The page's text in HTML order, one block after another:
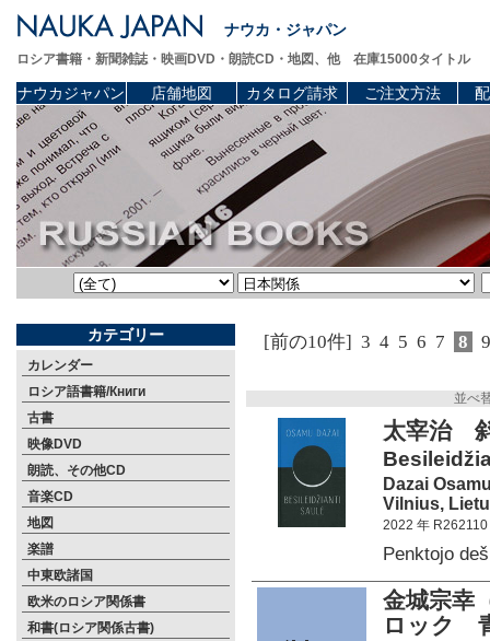
ナウカ・ジャパン
ロシア書籍・新聞雑誌・映画DVD・朗読CD・地図、他 在庫15000タイトル
ナウカジャパン 店舗地図 カタログ請求 ご注文方法
カテゴリー
カレンダー
ロシア語書籍/Книги
古書
映像DVD
朗読、その他CD
音楽CD
地図
楽譜
中東欧諸国
欧米のロシア関係書
和書(ロシア関係古書)
[前の10件] 3 4 5 6 7 8 9
並べ
太宰治
Dazai
Vilnius,
2022 年 R262110
Penktojo
金城宗幸
ロック